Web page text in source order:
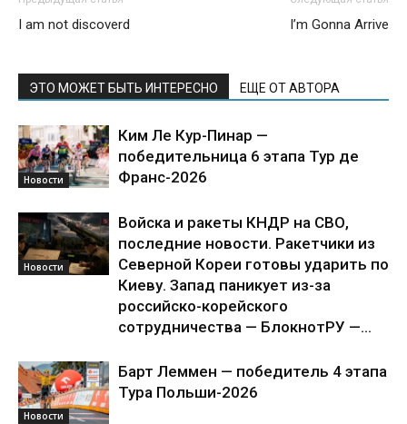
I am not discoverd I’m Gonna Arrive
ЭТО МОЖЕТ БЫТЬ ИНТЕРЕСНО ЕЩЕ ОТ АВТОРА
Новости
Ким Ле Кур-Пинар —
победительница 6 этапа Тур де
Франс-2026
Новости
Войска и ракеты КНДР на СВО,
последние новости. Ракетчики из
Северной Кореи готовы ударить по
Киеву. Запад паникует из-за
российско-корейского
сотрудничества — БлокнотРУ —...
Новости
Барт Леммен — победитель 4 этапа
Тура Польши-2026